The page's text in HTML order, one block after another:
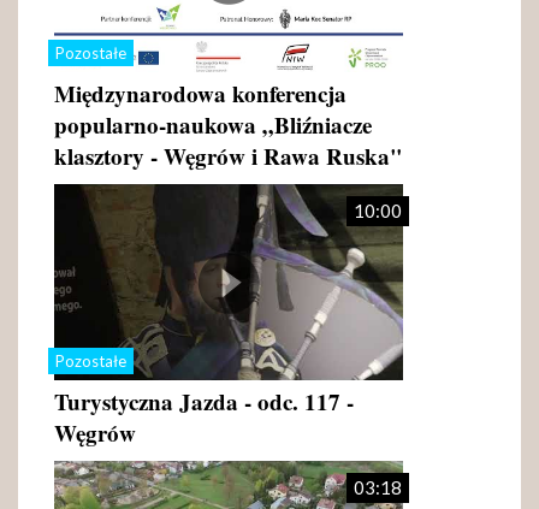
Pozostałe
Międzynarodowa konferencja
popularno-naukowa „Bliźniacze
klasztory - Węgrów i Rawa Ruska"
Pozostałe
10:00
Turystyczna Jazda - odc. 117 -
Węgrów
03:18